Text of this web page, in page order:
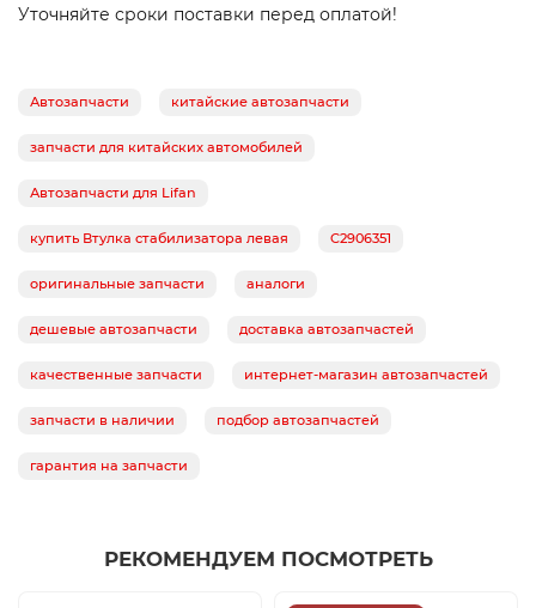
Уточняйте сроки поставки перед оплатой!
Автозапчасти китайские автозапчасти
запчасти для китайских автомобилей
Автозапчасти для Lifan
купить Втулка стабилизатора левая C2906351
оригинальные запчасти аналоги
дешевые автозапчасти доставка автозапчастей
качественные запчасти интернет-магазин автозапчастей
запчасти в наличии подбор автозапчастей
гарантия на запчасти
РЕКОМЕНДУЕМ ПОСМОТРЕТЬ